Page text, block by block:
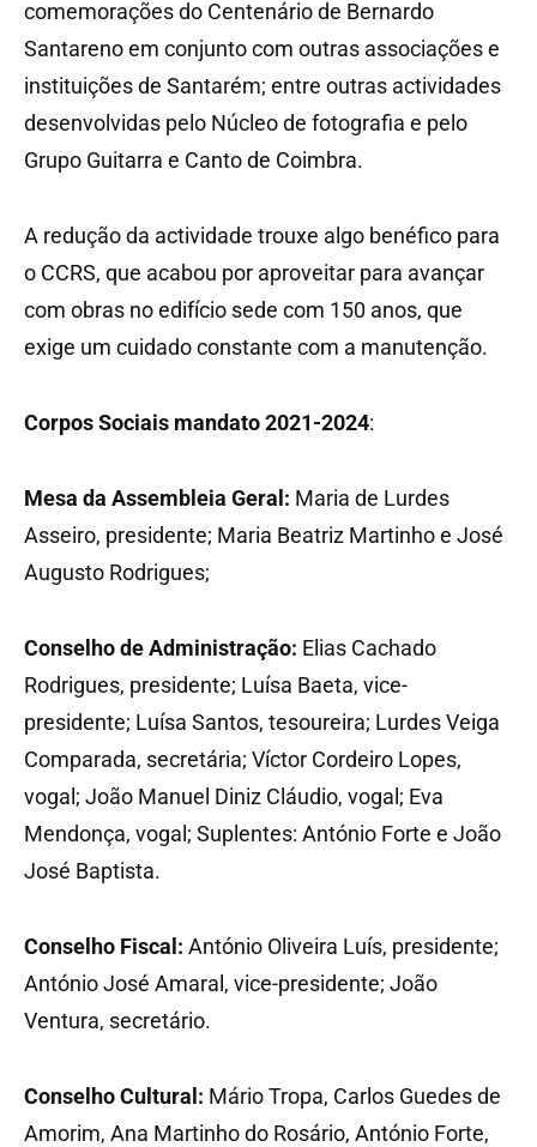
comemorações do Centenário de Bernardo
Santareno em conjunto com outras associações e
instituições de Santarém; entre outras actividades
desenvolvidas pelo Núcleo de fotografia e pelo
Grupo Guitarra e Canto de Coimbra.
A redução da actividade trouxe algo benéfico para
o CCRS, que acabou por aproveitar para avançar
com obras no edifício sede com 150 anos, que
exige um cuidado constante com a manutenção.
Corpos Sociais mandato 2021-2024:
Mesa da Assembleia Geral: Maria de Lurdes
Asseiro, presidente; Maria Beatriz Martinho e José
Augusto Rodrigues;
Conselho de Administração: Elias Cachado
Rodrigues, presidente; Luísa Baeta, vice-
presidente; Luísa Santos, tesoureira; Lurdes Veiga
Comparada, secretária; Víctor Cordeiro Lopes,
vogal; João Manuel Diniz Cláudio, vogal; Eva
Mendonça, vogal; Suplentes: António Forte e João
José Baptista.
Conselho Fiscal: António Oliveira Luís, presidente;
António José Amaral, vice-presidente; João
Ventura, secretário.
Conselho Cultural: Mário Tropa, Carlos Guedes de
Amorim, Ana Martinho do Rosário, António Forte,